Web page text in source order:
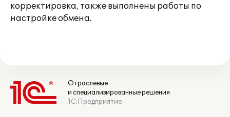
корректировка, также выполнены работы по
настройке обмена.
Отраслевые
и специализированные решения
1С:Предприятие